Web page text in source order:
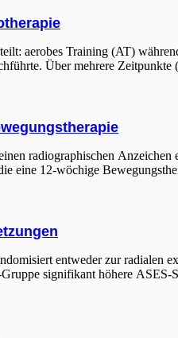
aerobes Training (AT)
Über mehrere Zeitpunkte
radiographischen
eine 12-wöchige
entweder zur radialen
signifikant höhere